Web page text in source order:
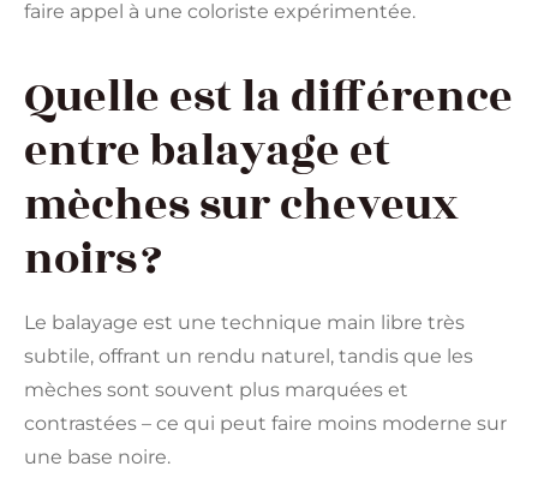
faire appel à une coloriste expérimentée.
Quelle est la différence
entre balayage et
mèches sur cheveux
noirs ?
Le balayage est une technique main libre très
subtile, offrant un rendu naturel, tandis que les
mèches sont souvent plus marquées et
contrastées – ce qui peut faire moins moderne sur
une base noire.